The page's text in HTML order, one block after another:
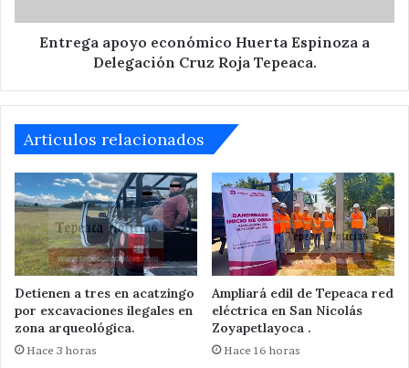
Roja
Tepeaca.
Entrega apoyo económico Huerta Espinoza a
Delegación Cruz Roja Tepeaca.
Articulos relacionados
Detienen a tres en acatzingo
por excavaciones ilegales en
zona arqueológica.
Hace 3 horas
Ampliará edil de Tepeaca red
eléctrica en San Nicolás
Zoyapetlayoca .
Hace 16 horas